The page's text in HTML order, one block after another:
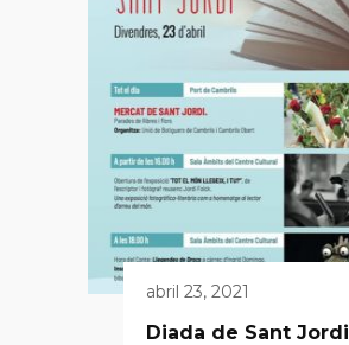
abril 23, 2021
Diada de Sant Jordi